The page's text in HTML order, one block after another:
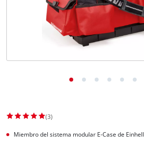
(3)
Miembro del sistema modular E-Case de Einhell